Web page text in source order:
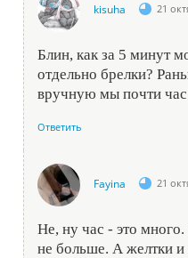
kisuha 21
Блин, как за 5 минут
отдельно брелки?
вручную мы почти час
Ответить
Fayina 21
Не, ну час - это
не больше. А желтки